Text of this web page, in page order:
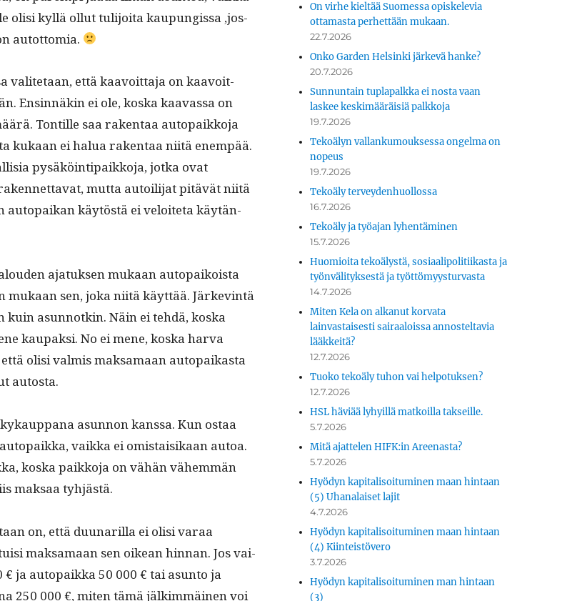
olisi kyl­lä ollut tuli­joi­ta kaupungis­sa ‚jos­
autottomia.
valite­taan, että kaavoit­ta­ja on kaavoit­
Ensin­näkin ei ole, kos­ka kaavas­sa on
Ton­tille saa rak­en­taa autopaikko­ja
kukaan ei halua rak­en­taa niitä enem­pää.
pysäköin­tipaikko­ja, jot­ka ovat
mut­ta autoil­i­jat pitävät niitä
autopaikan käytöstä ei veloite­ta käytän­
ajatuk­sen mukaan autopaikoista
mukaan sen, joka niitä käyt­tää. Järkev­in­tä
kuin asun­notkin. Näin ei tehdä, kos­ka
kau­pak­si. No ei mene, kos­ka har­va
olisi valmis mak­samaan autopaikas­ta
autosta.
asun­non kanssa. Kun ostaa
vaik­ka ei omis­taisikaan autoa.
kos­ka paikko­ja on vähän vähem­män
mak­saa tyhjästä.
on, että duu­nar­il­la ei olisi varaa
mak­samaan sen oikean hin­nan. Jos vai­
ja autopaik­ka 50 000 € tai asun­to ja
250 000 €, miten tämä jälkim­mäi­nen voi
On virhe kieltää Suomessa opiskelevia
ottamasta perhettään mukaan.
22.7.2026
Onko Garden Helsinki järkevä hanke?
20.7.2026
Sunnuntain tuplapalkka ei nosta vaan
laskee keskimääräisiä palkkoja
19.7.2026
Tekoälyn vallankumouksessa ongelma on
nopeus
19.7.2026
Tekoäly terveydenhuollossa
16.7.2026
Tekoäly ja työajan lyhentäminen
15.7.2026
Huomioita tekoälystä, sosiaalipolitiikasta ja
työnvälityksestä ja työttömyysturvasta
14.7.2026
Miten Kela on alkanut korvata
lainvastaisesti sairaaloissa annosteltavia
lääkkeitä?
12.7.2026
Tuoko tekoäly tuhon vai helpotuksen?
12.7.2026
HSL häviää lyhyillä matkoilla takseille.
5.7.2026
Mitä ajattelen HIFK:in Areenasta?
5.7.2026
Hyödyn kapitalisoituminen maan hintaan
(5) Uhanalaiset lajit
4.7.2026
Hyödyn kapitalisoituminen maan hintaan
(4) Kiinteistövero
3.7.2026
Hyödyn kapitalisoituminen man hintaan
(3)